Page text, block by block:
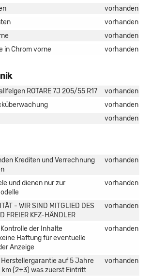
vorhanden
vorhanden
vorhanden
in Chrom vorne
vorhanden
ROTARE 7J 205/55 R17
vorhanden
vorhanden
vorhanden
Krediten und Verrechnung
vorhanden
und dienen nur zur
vorhanden
- WIR SIND MITGLIED DES
FREIER KFZ-HÄNDLER
vorhanden
der Inhalte
Haftung für eventuelle
Anzeige
vorhanden
auf 5 Jahre
(2+3) was zuerst Eintritt
vorhanden